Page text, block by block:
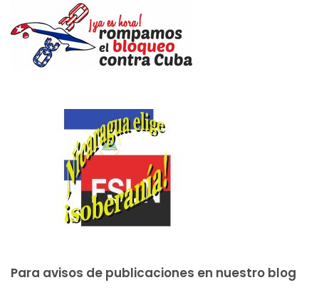
Para avisos de publicaciones en nuestro blog